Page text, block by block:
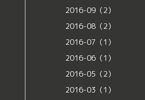
2016-09（2）
2016-08（2）
2016-07（1）
2016-06（1）
2016-05（2）
2016-03（1）